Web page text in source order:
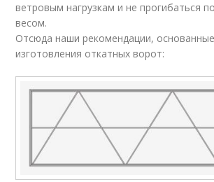
ветровым нагрузкам и не прогибаться
весом.
Отсюда наши рекомендации,
изготовления откатных ворот: